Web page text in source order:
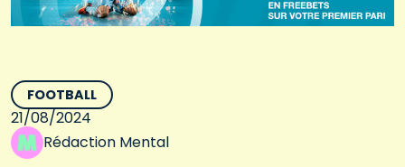
FOOTBALL
21/08/2024
Rédaction Mental